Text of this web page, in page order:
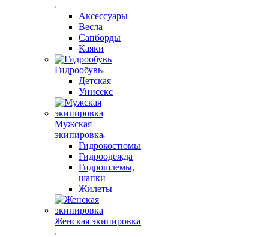
Аксессуары
Весла
Сапборды
Каяки
Гидрообувь
Детская
Унисекс
Мужская
экипировка
Гидрокостюмы
Гидроодежда
Гидрошлемы,
шапки
Жилеты
Женская экипировка